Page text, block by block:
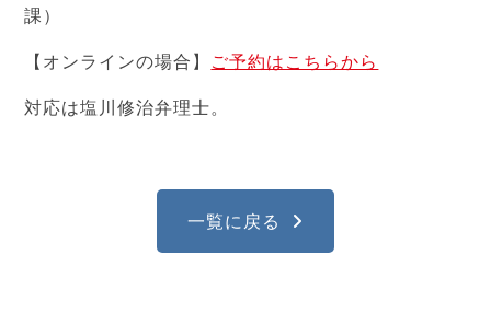
課）
【オンラインの場合】 ご予約はこちらから
対応は塩川修治弁理士。
一覧に戻る